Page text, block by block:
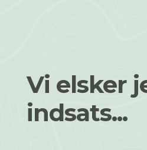
Vi elsker
indsats...